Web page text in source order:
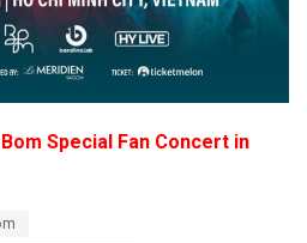
Special Fan Concert in